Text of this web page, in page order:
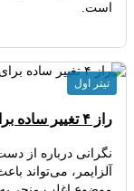
است.
راز ۴ تغییر ساده برای مغزی تیز و سالم در هر سن!
نگرانی درباره از
آلزایمر، می‌تواند
تیتر اول